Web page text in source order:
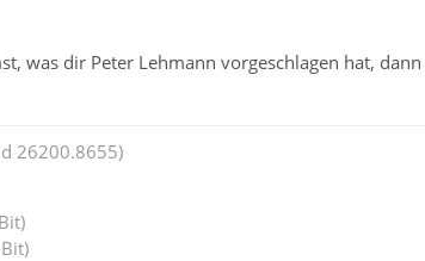
was dir Peter Lehmann vorgeschlagen hat,
26200.8655)